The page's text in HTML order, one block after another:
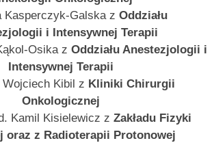
Kasperczyk-Galska z Oddziału
i Intensywnej Terapii
Osika z Oddziału Anestezjologii i
Intensywnej Terapii
Kibil z Kliniki Chirurgii
Onkologicznej
Kamil Kisielewicz z Zakładu Fizyki
oraz z Radioterapii Protonowej